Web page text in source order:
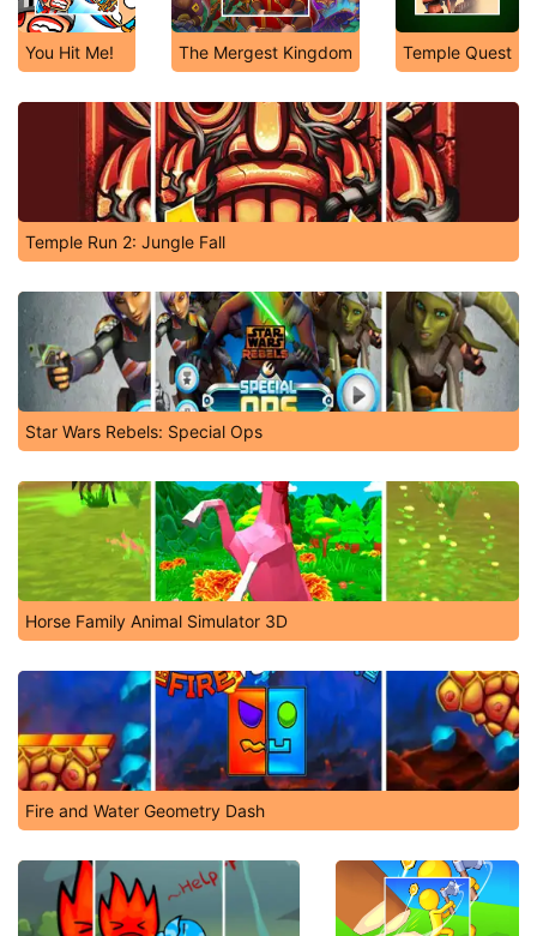
You Hit Me! The Mergest Kingdom Temple Quest
Temple Run 2: Jungle Fall
Star Wars Rebels: Special Ops
Horse Family Animal Simulator 3D
Fire and Water Geometry Dash